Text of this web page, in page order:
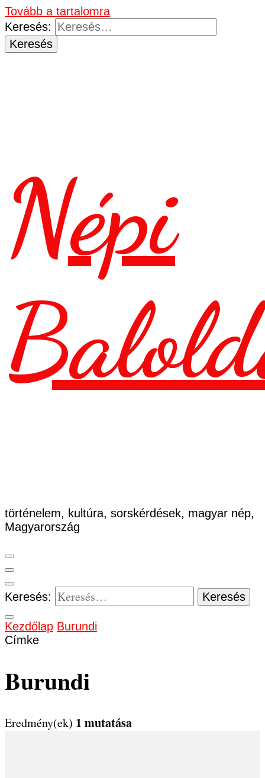
Tovább a tartalomra
Keresés:
Népi
történelem, kultúra, sorskérdések, magyar nép,
Magyarország
Keresés:
Kezdőlap Burundi
Címke
Burundi
Eredmény(ek) 1 mutatása